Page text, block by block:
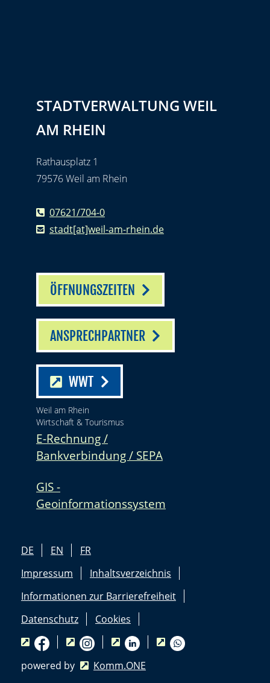
STADTVERWALTUNG WEIL
AM RHEIN
Rathausplatz 1
79576 Weil am Rhein
07621/704-0
stadt[at]weil-am-rhein.de
ÖFFNUNGSZEITEN
ANSPRECHPARTNER
WWT
Weil am Rhein
Wirtschaft & Tourismus
E-Rechnung /
Bankverbindung / SEPA
GIS -
Geoinformationssystem
DE EN
FR
Impressum
Inhaltsverzeichnis
Informationen zur Barrierefreiheit
Datenschutz
Cookies
powered by Komm.ONE